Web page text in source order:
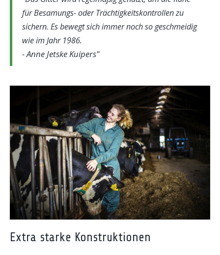
für Besamungs- oder Trächtigkeitskontrollen zu
sichern. Es bewegt sich immer noch so geschmeidig
wie im Jahr 1986.
- Anne Jetske Kuipers
Extra starke Konstruktionen